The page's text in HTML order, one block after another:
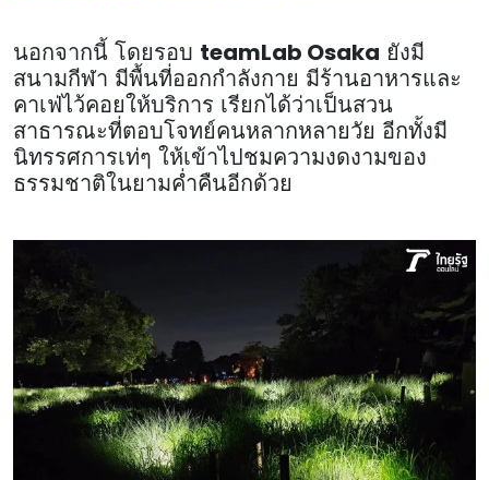
นอกจากนี้ โดยรอบ teamLab Osaka ยังมี
สนามกีฬา มีพื้นที่ออกกำลังกาย มีร้านอาหารและ
คาเฟ่ไว้คอยให้บริการ เรียกได้ว่าเป็นสวน
สาธารณะที่ตอบโจทย์คนหลากหลายวัย อีกทั้งมี
นิทรรศการเท่ๆ ให้เข้าไปชมความงดงามของ
ธรรมชาติในยามค่ำคืนอีกด้วย